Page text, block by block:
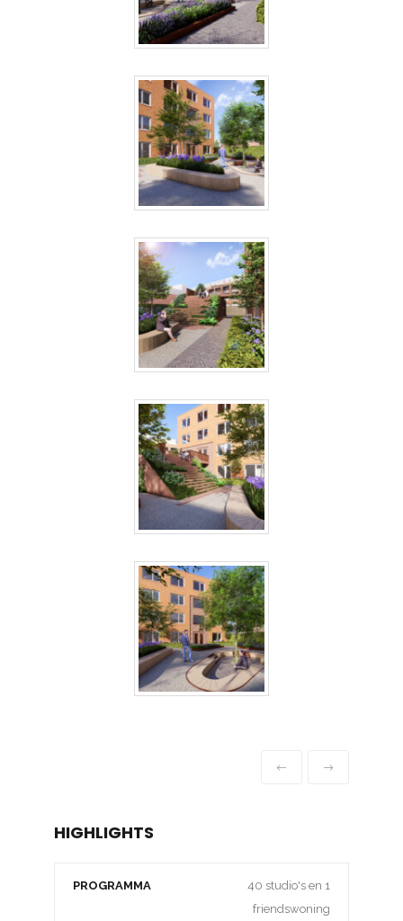
HIGHLIGHTS
PROGRAMMA
40 studio's en 1
friendswoning